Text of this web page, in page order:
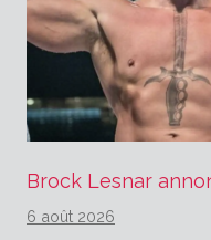
Brock Lesnar
6 août 2026